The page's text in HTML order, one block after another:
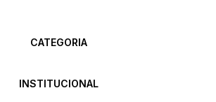
CATEGORIA
INSTITUCIONAL